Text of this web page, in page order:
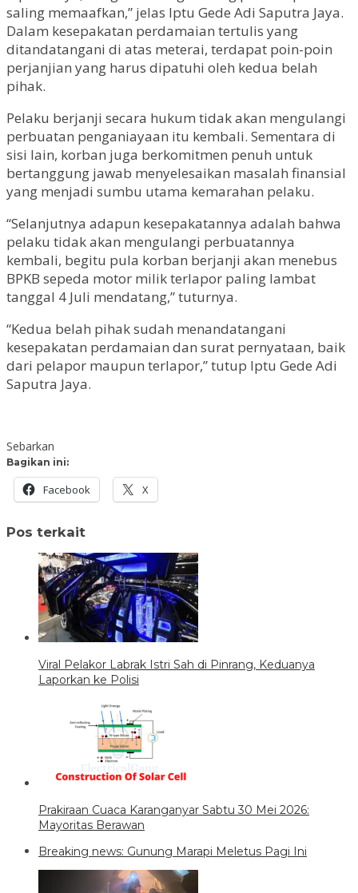
saling memaafkan,” jelas Iptu Gede Adi Saputra Jaya.
Dalam kesepakatan perdamaian tertulis yang
ditandatangani di atas meterai, terdapat poin-poin
perjanjian yang harus dipatuhi oleh kedua belah
pihak.
Pelaku berjanji secara hukum tidak akan mengulangi
perbuatan penganiayaan itu kembali. Sementara di
sisi lain, korban juga berkomitmen penuh untuk
bertanggung jawab menyelesaikan masalah finansial
yang menjadi sumbu utama kemarahan pelaku.
“Selanjutnya adapun kesepakatannya adalah bahwa
pelaku tidak akan mengulangi perbuatannya
kembali, begitu pula korban berjanji akan menebus
BPKB sepeda motor milik terlapor paling lambat
tanggal 4 Juli mendatang,” tuturnya.
“Kedua belah pihak sudah menandatangani
kesepakatan perdamaian dan surat pernyataan, baik
dari pelapor maupun terlapor,” tutup Iptu Gede Adi
Saputra Jaya.
Sebarkan
Bagikan ini:
Facebook X
Pos terkait
Viral Pelakor Labrak Istri Sah di Pinrang, Keduanya
Laporkan ke Polisi
Prakiraan Cuaca Karanganyar Sabtu 30 Mei 2026:
Mayoritas Berawan
Breaking news: Gunung Marapi Meletus Pagi Ini